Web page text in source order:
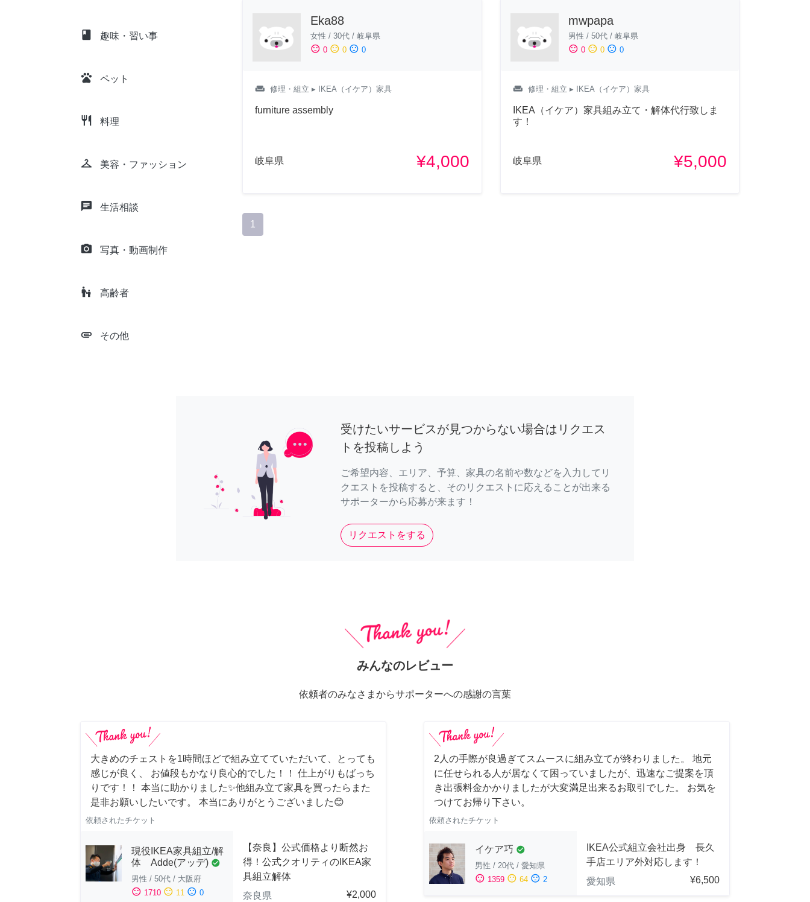
class 趣味・習い事
pets ペット
restaurant 料理
checkroom 美容・ファッション
chat 生活相談
camera_alt 写真・動画制作
escalator_warning 高齢者
attachment その他
Eka88
女性 / 30代 / 岐阜県
sentiment_satisfied 0 sentiment_neutral 0 sentiment_dissatisfied 0
weekend 修理・組立 ▸ IKEA（イケア）家具
furniture assembly
岐阜県 ¥4,000
mwpapa
男性 / 50代/ 岐阜県
sentiment_satisfied 0 sentiment_neutral 0 sentiment_dissatisfied 0
weekend 修理・組立 ▸ IKEA（イケア）家具
IKEA（イケア）家具組み立て・解体代行致しま
す！
岐阜県 ¥5,000
1
受けたいサービスが見つからない場合はリクエス
トを投稿しよう
ご希望内容、エリア、予算、家具の名前や数などを入力してリ
クエストを投稿すると、そのリクエストに応えることが出来る
サポーターから応募が来ます！
リクエストをする
みんなのレビュー
依頼者のみなさまからサポーターへの感謝の言葉
大きめのチェストを1時間ほどで組み立てていただいて、とっても
感じが良く、 お値段もかなり良心的でした！！ 仕上がりもばっち
りです！！ 本当に助かりました✨他組み立て家具を買ったらまた
是非お願いしたいです。 本当にありがとうございました😊
依頼されたチケット
現役IKEA家具組立/解
体 Adde(アッデ) check_circle
男性 / 50代 / 大阪府
sentiment_satisfied 1710 sentiment_neutral 11 sentiment_dissatisfied 0
【奈良】公式価格より断然お
得！公式クオリティのIKEA家
具組立解体
奈良県
¥2,000
2人の手際が良過ぎてスムースに組み立てが終わりました。 地元
に任せられる人が居なくて困っていましたが、迅速なご提案を頂
き出張料金かかりましたが大変満足出来るお取引でした。 お気を
つけてお帰り下さい。
依頼されたチケット
イケア巧 check_circle
男性 / 20代 / 愛知県
sentiment_satisfied 1359 sentiment_neutral 64 sentiment_dissatisfied 2
IKEA公式組立会社出身 長久
手店エリア外対応します！
愛知県
¥6,500